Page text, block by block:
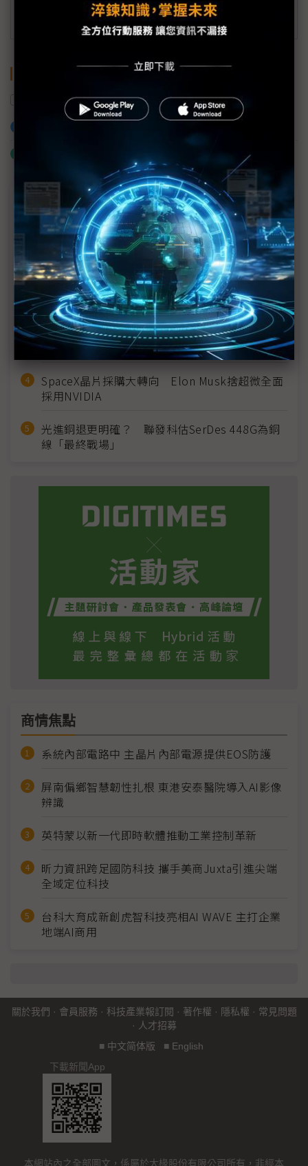
訂閱DIGITIMES 行動版
美國 伊朗
近７天熱門報導
MLCC訂單過熱、出貨比創高 村田示警全球AI基
建熱潮將趨緩
2027全年記憶體產能提前售罄 買家「祕而不
宣」只怕買不夠
英特爾EMIB良率達標 聯發科第2代ASIC產品
2028準時量產
SpaceX晶片採購大轉向 Elon Musk捨超微全面
採用NVIDIA
光進銅退更明確？ 聯發科估SerDes 448G為銅
線「最終戰場」
商情焦點
系統內部電路中 主晶片內部電源提供EOS防護
屏南偏鄉智慧韌性扎根 東港安泰醫院導入AI影像
辨識
英特蒙以新一代即時軟體推動工業控制革新
昕力資訊跨足國防科技 攜手美商Juxta引進尖端
全域定位科技
台科大育成新創虎智科技亮相AI WAVE 主打企業
地端AI商用
關於我們 · 會員服務 · 科技產業報訂閱 · 著作權 · 隱私權 · 常見問題
· 人才招募
■ 中文简体版 ■ English
下載新聞App
本網站內之全部圖文，係屬於大椽股份有限公司所有，非經本